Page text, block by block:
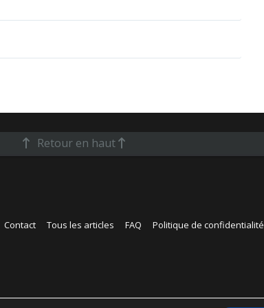
Retour en haut
Contact Tous les articles FAQ Politique de confidentialité